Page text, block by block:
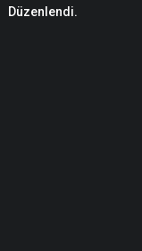
Düzenlendi.